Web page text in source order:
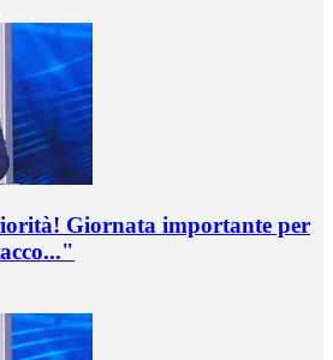
Giornata importante per